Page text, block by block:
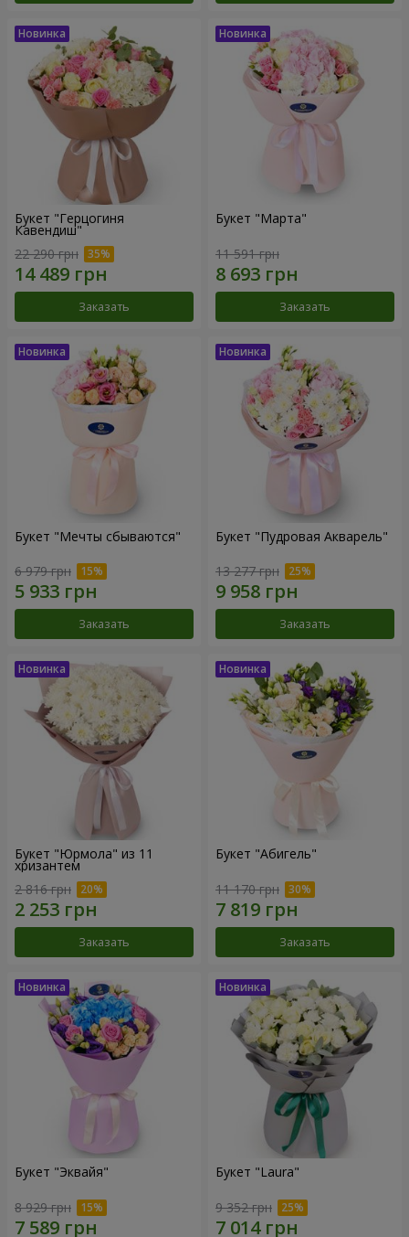
Букет "Герцогиня
Кавендиш"
22 290 грн
Заказать
Букет "Марта"
11 591 грн
Заказать
Букет "Мечты сбываются"
6 979 грн
Заказать
Букет "Пудровая Акварель"
13 277 грн
Заказать
Букет "Юрмола" из 11
хризантем
2 816 грн
Заказать
Букет "Абигель"
11 170 грн
Заказать
Букет "Эквайя"
8 929 грн
Букет "Laura"
9 352 грн